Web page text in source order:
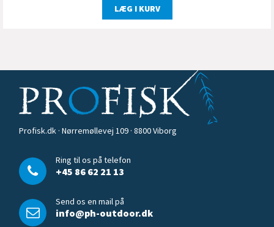
LÆG I KURV
Profisk.dk · Nørremøllevej 109 · 8800 Viborg
Ring til os på telefon
+45 86 62 21 13
Send os en mail på
info@ph-outdoor.dk